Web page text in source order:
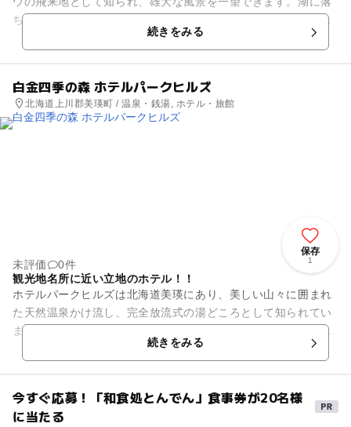
ちる夕日と温泉と旬の味覚をお楽しみください。美人の湯で知
られる高い美肌効果が期待で...続きをみる
白金四季の森 ホテルパークヒルズ
北海道上川郡美瑛町 / 温泉・銭湯, ホテル・旅館
保存
1
未評価
0件
観光地名所に近い立地のホテル！！
ホテルパークヒルズは北海道美瑛にあり、美しい山々に囲まれ
た天然温泉かけ流し、完全放流式の湯どころとして知られてい
ます。 良質な泉質である証し「湯花」が、素晴らしい温泉であ
ることを表しています。...続きをみる
今すぐ応募！「和食処とんでん」食事券が20名様
に当たる